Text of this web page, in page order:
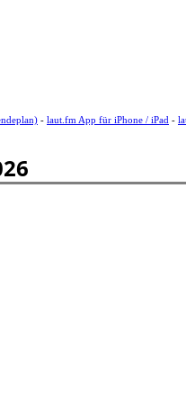
- laut.fm App für iPhone / iPad -